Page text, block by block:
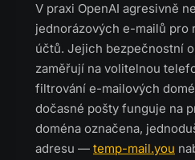
V praxi OpenAI agresivně
jednorázových e-mailů pro
účtů. Jejich bezpečnostní
zaměřují na volitelnou
filtrování e-mailových
dočasné pošty funguje na
doména označena,
adresu — temp-mail.you